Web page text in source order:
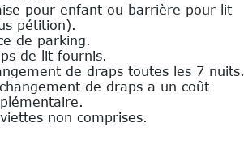
pour enfant ou barrière pour lit
pétition).
de parking.
de lit fournis.
de draps toutes les 7 nuits.
de draps a un coût
non comprises.